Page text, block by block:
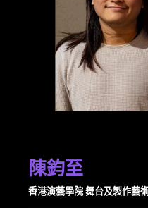
陳鈞至
香港演藝學院 舞台及製作藝